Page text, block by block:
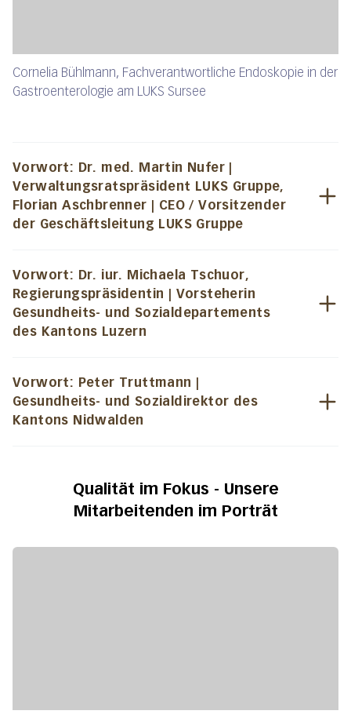
Cornelia Bühlmann, Fachverantwortliche Endoskopie in der
Gastroenterologie am LUKS Sursee
Vorwort: Dr. med. Martin Nufer |
Verwaltungsratspräsident LUKS Gruppe,
Florian Aschbrenner | CEO / Vorsitzender
der Geschäftsleitung LUKS Gruppe
Vorwort: Dr. iur. Michaela Tschuor,
Regierungspräsidentin | Vorsteherin
Gesundheits- und Sozialdepartements
des Kantons Luzern
Vorwort: Peter Truttmann |
Gesundheits- und Sozialdirektor des
Kantons Nidwalden
Qualität im Fokus - Unsere
Mitarbeitenden im Porträt